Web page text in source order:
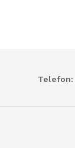
Telefon: